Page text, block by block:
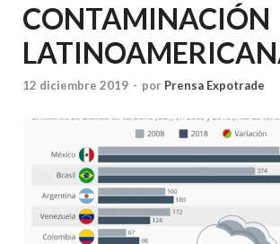
CONTAMINACIÓN
12 diciembre 2019 - por Prensa Expotrade